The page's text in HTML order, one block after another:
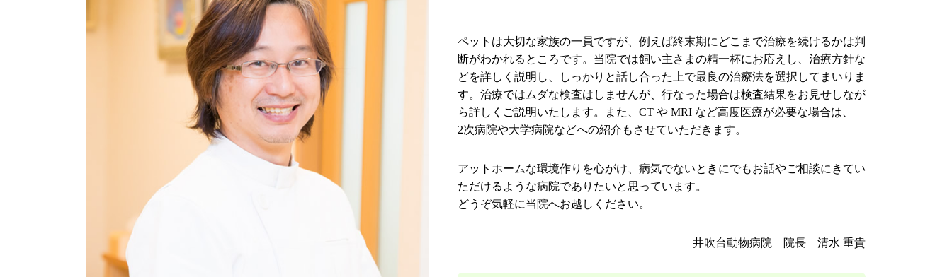
ペットは大切な家族の一員ですが、例えば終末期にどこまで治療を続けるかは判
断がわかれるところです。当院では飼い主さまの精一杯にお応えし、治療方針な
どを詳しく説明し、しっかりと話し合った上で最良の治療法を選択してまいりま
す。治療ではムダな検査はしませんが、行なった場合は検査結果をお見せしなが
ら詳しくご説明いたします。また、CT や MRI など高度医療が必要な場合は、
2次病院や大学病院などへの紹介もさせていただきます。
アットホームな環境作りを心がけ、病気でないときにでもお話やご相談にきてい
ただけるような病院でありたいと思っています。
どうぞ気軽に当院へお越しください。
井吹台動物病院 院長 清水 重貴